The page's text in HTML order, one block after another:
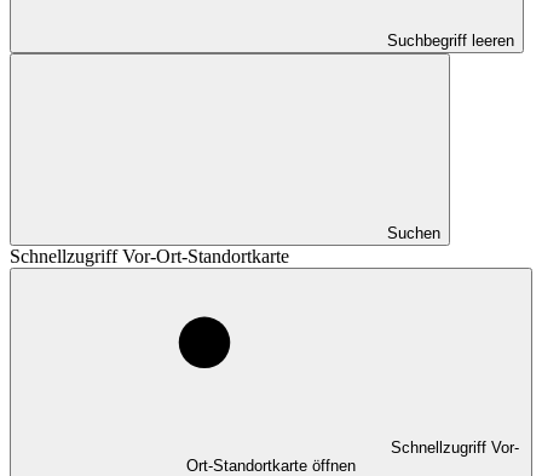
Suchbegriff leeren
Suchen
Schnellzugriff Vor-Ort-Standortkarte
Schnellzugriff Vor-
Ort-Standortkarte öffnen